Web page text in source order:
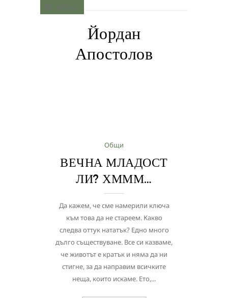
Йордан
Апостолов
Общи
ВЕЧНА МЛАДОСТ
ЛИ? ХМММ…
Да кажем, че сме намерили ключа
към това да не стареем. Какво
следва оттук нататък? Едно много
дълго съществуване. Все си казваме,
че животът е кратък и няма да ни
стигне, за да направим всичките
неща, които искаме. Ето,...